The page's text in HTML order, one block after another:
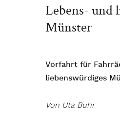
Lebens- und
Münster
Vorfahrt für
liebenswürdiges
Von Uta Buhr